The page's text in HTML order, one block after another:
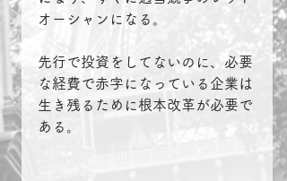
オーシャンになる。
先行で投資をしてないのに、必要
な経費で赤字になっている企業は
生き残るために根本改革が必要で
ある。